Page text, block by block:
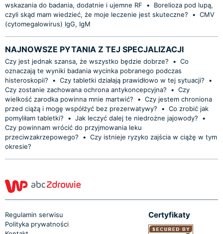
wskazania do badania, dodatnie i ujemne RF
•
Borelioza pod lupą,
czyli skąd mam wiedzieć, że moje leczenie jest skuteczne?
• CMV
(cytomegalowirus) IgG, IgM
NAJNOWSZE PYTANIA Z TEJ SPECJALIZACJI
Czy jest jednak szansa, że wszystko będzie dobrze? • Co
oznaczają te wyniki badania wycinka pobranego podczas
histeroskopii?
• Czy tabletki działają prawidłowo w tej sytuacji?
•
Czy zostanie zachowana ochrona antykoncepcyjna?
• Czy
wielkość zarodka powinna mnie martwić?
• Czy jestem chroniona
przed ciążą i mogę współżyć bez prezerwatywy?
• Co zrobić jak
pomyliłam tabletki?
• Jak leczyć dalej te niedrożne jajowody?
•
Czy powinnam wrócić do przyjmowania leku
przeciwzakrzepowego?
• Czy istnieje ryzyko zajścia w ciążę w tym
okresie?
Regulamin serwisu
Polityka prywatności
Certyfikaty